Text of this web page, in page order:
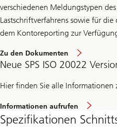
verschiedenen Meldungstypen
Lastschriftverfahrens sowie für
dem Kontoreporting zur
Zu den Dokumenten
Neue SPS ISO 20022
Hier finden Sie alle Informationen
Informationen aufrufen
Spezifikationen